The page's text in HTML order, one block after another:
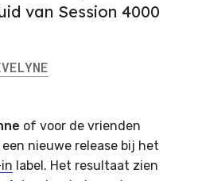
van Session 4000
of voor de vrienden
nieuwe release bij het
label. Het resultaat zien